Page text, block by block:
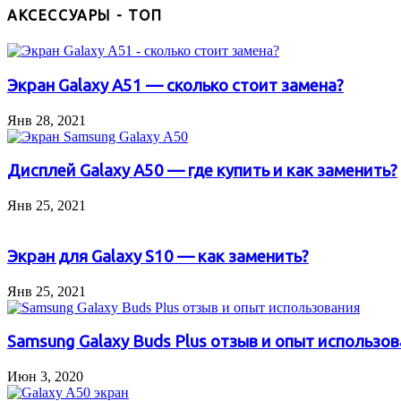
АКСЕССУАРЫ - ТОП
Экран Galaxy A51 — сколько стоит замена?
Янв 28, 2021
Дисплей Galaxy A50 — где купить и как заменить?
Янв 25, 2021
Экран для Galaxy S10 — как заменить?
Янв 25, 2021
Samsung Galaxy Buds Plus отзыв и опыт
Июн 3, 2020